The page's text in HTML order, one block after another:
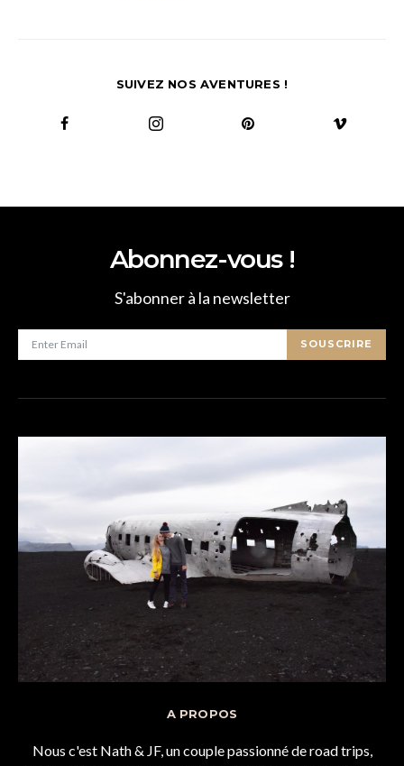
SUIVEZ NOS AVENTURES !
Abonnez-vous !
S'abonner à la newsletter
SOUSCRIRE
A PROPOS
Nous c'est Nath & JF, un couple passionné de road trips,